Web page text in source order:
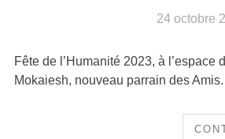
24 octobre
Fête de l’Humanité 2023, à l’espace
Mokaiesh, nouveau parrain des Amis.